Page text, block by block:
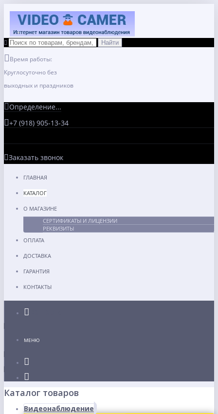
Время работы:
Круглосуточно без
выходных и праздников
Определение...
+7 (918) 905-13-34
Заказать звонок
ГЛАВНАЯ
КАТАЛОГ
О МАГАЗИНЕ
СЕРТИФИКАТЫ И ЛИЦЕНЗИИ
РЕКВИЗИТЫ
ОПЛАТА
ДОСТАВКА
ГАРАНТИЯ
КОНТАКТЫ
МЕНЮ
Каталог товаров
Видеонаблюдение